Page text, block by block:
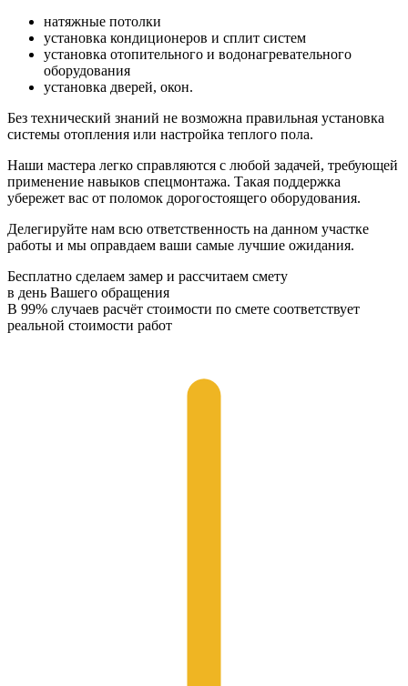
натяжные потолки
установка кондиционеров и сплит систем
установка отопительного и водонагревательного
оборудования
установка дверей, окон.
Без технический знаний не возможна правильная установка
системы отопления или настройка теплого пола.
Наши мастера легко справляются с любой задачей, требующей
применение навыков спецмонтажа. Такая поддержка
убережет вас от поломок дорогостоящего оборудования.
Делегируйте нам всю ответственность на данном участке
работы и мы оправдаем ваши самые лучшие ожидания.
Бесплатно сделаем замер и рассчитаем смету
в день Вашего обращения
В 99% случаев расчёт стоимости по смете соответствует
реальной стоимости работ